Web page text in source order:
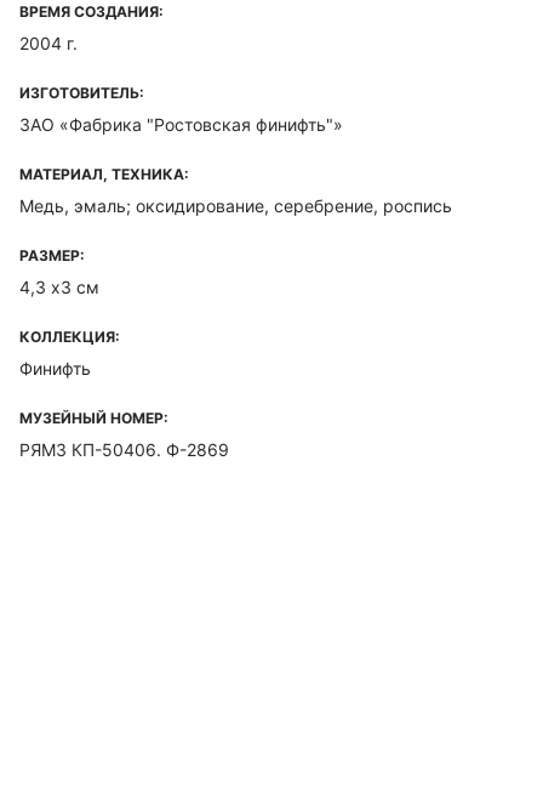
ВРЕМЯ СОЗДАНИЯ:
2004 г.
ИЗГОТОВИТЕЛЬ:
ЗАО «Фабрика "Ростовская финифть"»
МАТЕРИАЛ, ТЕХНИКА:
Медь, эмаль; оксидирование, серебрение, роспись
РАЗМЕР:
4,3 х3 см
КОЛЛЕКЦИЯ:
Финифть
МУЗЕЙНЫЙ НОМЕР:
РЯМЗ КП-50406. Ф-2869